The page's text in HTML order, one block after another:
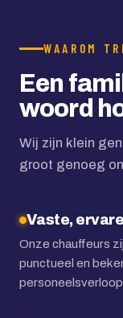
WAAROM
Een
woord
Wij zijn klein
groot genoeg
Vaste,
Onze chauffeurs
punctueel en